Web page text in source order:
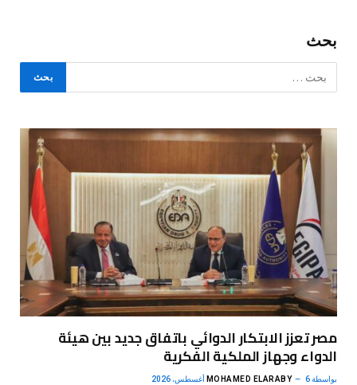
بحث
مصر تعزز الابتكار الدوائي باتفاق جديد بين هيئة
الدواء وجهاز الملكية الفكرية
بواسطة MOHAMED ELARABY 6 أغسطس، 2026